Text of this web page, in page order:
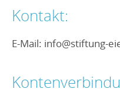
Kontakt:
E-Mail: info@stiftung-